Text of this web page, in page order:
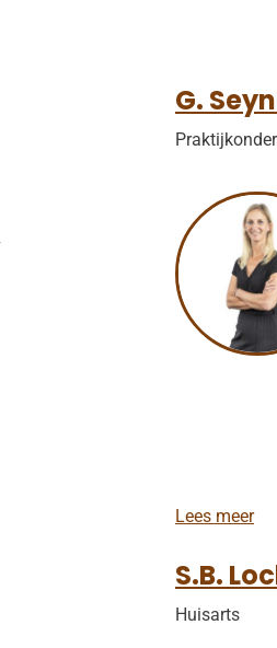
G.
Lees meerG
e
S.B.
Huisarts